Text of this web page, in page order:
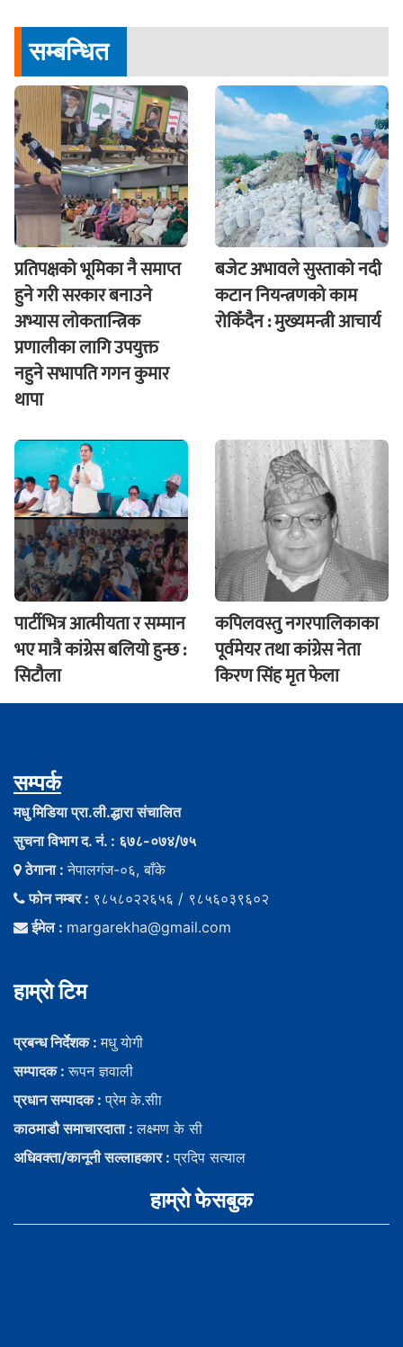
सम्बन्धित
प्रतिपक्षको भूमिका नै समाप्त
हुने गरी सरकार बनाउने
अभ्यास लोकतान्त्रिक
प्रणालीका लागि उपयुक्त
नहुने सभापति गगन कुमार
थापा
बजेट अभावले सुस्ताको नदी
कटान नियन्त्रणको काम
रोकिँदैन : मुख्यमन्त्री आचार्य
पार्टीभित्र आत्मीयता र सम्मान
भए मात्रै कांग्रेस बलियो हुन्छ :
सिटौला
कपिलवस्तु नगरपालिकाका
पूर्वमेयर तथा कांग्रेस नेता
किरण सिंह मृत फेला
सम्पर्क
मधु मिडिया प्रा.ली.द्धारा संचालित
सुचना विभाग द. नं. : ६७८-०७४/७५
ठेगाना :नेपालगंज-०६, बाँके
फोन नम्बर : ९८५८०२२६५६ / ९८५६०३९६०२
ईमेल : margarekha@gmail.com
हाम्राे टिम
प्रबन्ध निर्देशक :मधु याेगी
सम्पादक :रूपन ज्ञवाली
प्रधान सम्पादक :प्रेम के.सीा
काठमाडौ समाचारदाता :लक्ष्मण के सी
अधिवक्ता/कानूनी सल्लाहकार :प्रदिप सत्याल
हाम्राे फेसबुक